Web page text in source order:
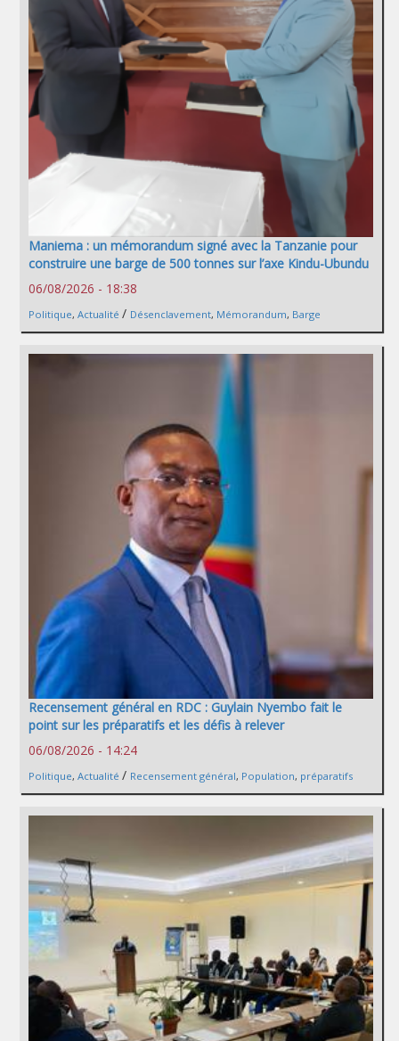
Maniema : un mémorandum signé avec la Tanzanie pour
construire une barge de 500 tonnes sur l’axe Kindu-Ubundu
06/08/2026 - 18:38
Politique, Actualité / Désenclavement, Mémorandum, Barge
Recensement général en RDC : Guylain Nyembo fait le
point sur les préparatifs et les défis à relever
06/08/2026 - 14:24
Politique, Actualité / Recensement général, Population, préparatifs